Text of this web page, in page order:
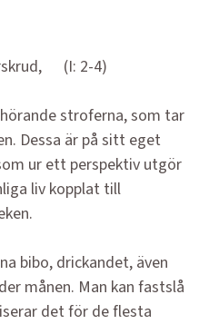
(I: 2-4)
stroferna, som tar
Dessa är på sitt eget
ur ett perspektiv utgör
liv kopplat till
bibo, drickandet, även
månen. Man kan fastslå
det för de flesta